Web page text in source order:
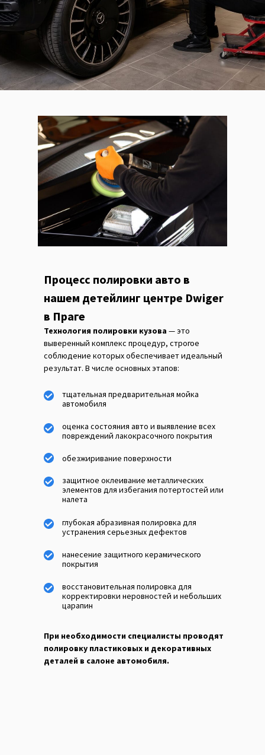
Процесс полировки авто в
нашем детейлинг центре Dwiger
в Праге
При необходимости специалисты проводят
полировку пластиковых и декоративных
деталей в салоне автомобиля.
Технология полировки кузова — это
выверенный комплекс процедур, строгое
соблюдение которых обеспечивает идеальный
результат. В числе основных этапов:
тщательная предварительная мойка
автомобиля
оценка состояния авто и выявление всех
повреждений лакокрасочного покрытия
защитное оклеивание металлических
элементов для избегания потертостей или
налета
обезжиривание поверхности
глубокая абразивная полировка для
устранения серьезных дефектов
нанесение защитного керамического
покрытия
восстановительная полировка для
корректировки неровностей и небольших
царапин